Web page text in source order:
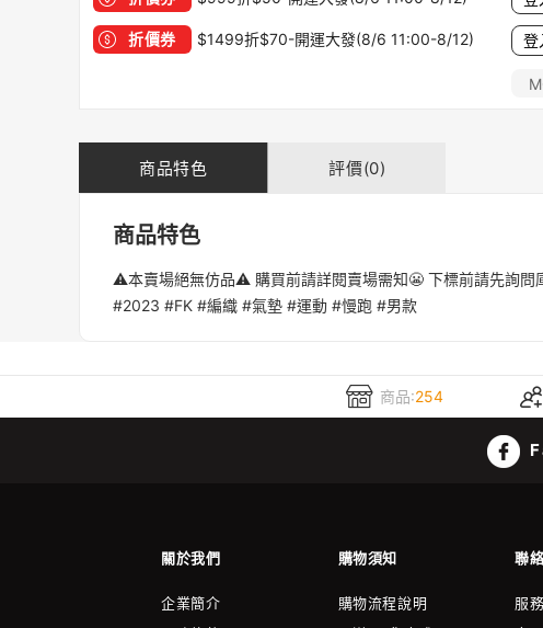
折價券 $1499折$70-開運大發(8/6 11:00-8/12) 登
商品特色 評價(0)
商品特色
⚠️本賣場絕無仿品⚠️ 購買前請詳閱賣場需知😬 下標前請先詢問
#2023 #FK #編織 #氣墊 #運動 #慢跑 #男款
商品:254
關於我們 購物須知 聯
企業簡介
購物流程說明
服